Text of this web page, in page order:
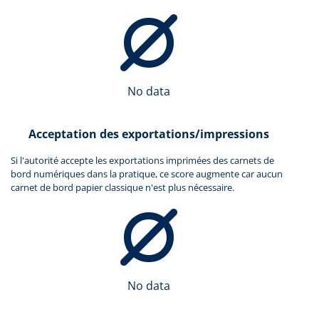
No data
Acceptation des exportations/impressions
Si l'autorité accepte les exportations imprimées des carnets de
bord numériques dans la pratique, ce score augmente car aucun
carnet de bord papier classique n'est plus nécessaire.
No data